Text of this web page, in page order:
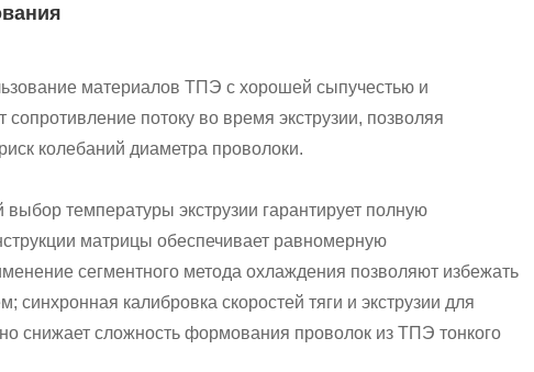
материалов ТПЭ с хорошей сыпучестью и
потоку во время экструзии, позволяя
колебаний диаметра проволоки.
температуры экструзии гарантирует полную
матрицы обеспечивает равномерную
сегментного метода охлаждения позволяют избежать
калибровка скоростей тяги и экструзии для
снижает сложность формования проволок из ТПЭ тонкого